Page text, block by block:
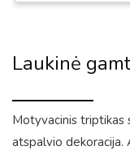
Laukinė
Motyvacinis triptikas
atspalvio dekoracija.